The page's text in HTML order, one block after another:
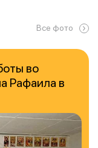
Все фото
во
Рафаила в